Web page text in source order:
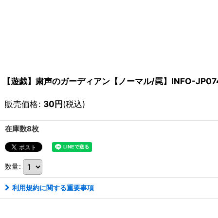
【遊戯】粛声のガーディアン【ノーマル/罠】INFO-
販売価格: 30円(税込)
在庫数8枚
数量:
利用規約に関する重要事項